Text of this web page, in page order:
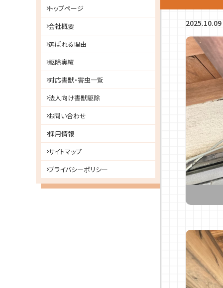
2025.10.09
トップページ
会社概要
選ばれる理由
駆除実績
対応害獣・害虫一覧
法人向け害獣駆除
お問い合わせ
採用情報
サイトマップ
プライバシーポリシー